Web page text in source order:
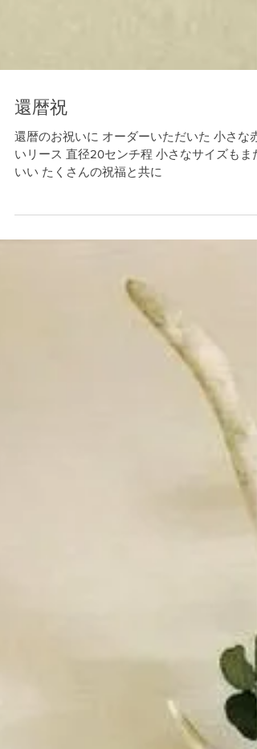
還暦祝
還暦のお祝いに オーダーいただいた 小さな赤
いリース 直径20センチ程 小さなサイズもまた